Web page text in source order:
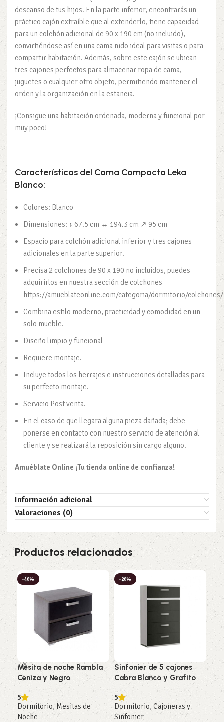
descanso de tus hijos. En la parte inferior, encontrarás un
práctico cajón extraíble que al extenderlo, tiene capacidad
para un colchón adicional de 90 x 190 cm (no incluido),
convirtiéndose así en una cama nido ideal para visitas o para
compartir habitación. Además, sobre este cajón se ubican
tres cajones perfectos para almacenar ropa de cama,
juguetes o cualquier otro objeto, permitiendo mantener el
orden y la organización en la estancia.
¡Consigue una habitación ordenada, moderna y funcional por
muy poco!
Características del Cama Compacta Leka
Blanco:
Colores: Blanco
Dimensiones: ↕ 67.5 cm ↔ 194.3 cm ↗ 95 cm
Espacio para colchón adicional inferior y tres cajones
adicionales en la parte superior.
Precisa 2 colchones de 90 x 190 no incluidos, puedes
adquirirlos en nuestra sección de colchones
https://amueblateonline.com/categoria/dormitorio/colchones/
Combina estilo moderno, practicidad y comodidad en un
solo mueble.
Diseño limpio y funcional
Requiere montaje.
Incluye todos los herrajes e instrucciones detalladas para
su perfecto montaje.
Servicio Post venta.
En el caso de que llegara alguna pieza dañada; debe
ponerse en contacto con nuestro servicio de atención al
cliente y se realizará la reposición sin cargo alguno.
Amuéblate Online ¡Tu tienda online de confianza!
Información adicional
Valoraciones (0)
Productos relacionados
-40%
Mesita de noche Rambla
Ceniza y Negro
5
Dormitorio, Mesitas de
Noche
-20%
Sinfonier de 5 cajones
Cabra Blanco y Grafito
5
Dormitorio, Cajoneras y
Sinfonier
y
4